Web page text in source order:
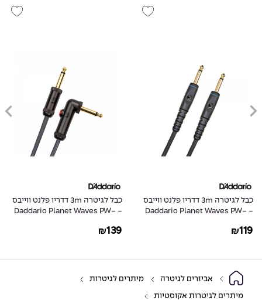
כבל לגיטרה 3m דדריו פלנט ווייבס
- Daddario Planet Waves PW-
₪119
כבל לגיטרה 3m דדריו פלנט ווייבס
- Daddario Planet Waves PW-
₪139
אביזרים לגיטרה מיתרים לגיטרות
מיתרים לגיטרות אקוסטיות